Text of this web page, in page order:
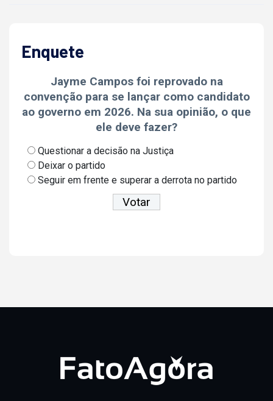
Enquete
Jayme Campos foi reprovado na
convenção para se lançar como candidato
ao governo em 2026. Na sua opinião, o que
ele deve fazer?
Questionar a decisão na Justiça
Deixar o partido
Seguir em frente e superar a derrota no partido